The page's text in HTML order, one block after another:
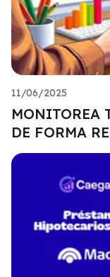
11/06/2025
MONITOREA
DE FORMA